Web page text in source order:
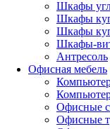
Шкафы
Шкафы
Шкафы
Шкафы-
Антресоль
Офисная мебель
Офисные
Офисные